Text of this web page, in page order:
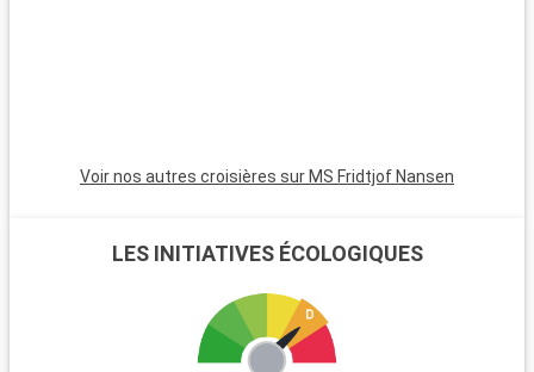
Voir nos autres croisières sur MS Fridtjof Nansen
LES INITIATIVES ÉCOLOGIQUES